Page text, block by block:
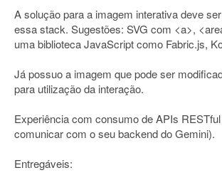
A solução para a imagem interativa deve
essa stack. Sugestões: SVG com <a>,
uma biblioteca JavaScript como Fabric.js,
Já possuo a imagem que pode ser
para utilização da interação.
Experiência com consumo de APIs
comunicar com o seu backend do Gemini).
Entregáveis: